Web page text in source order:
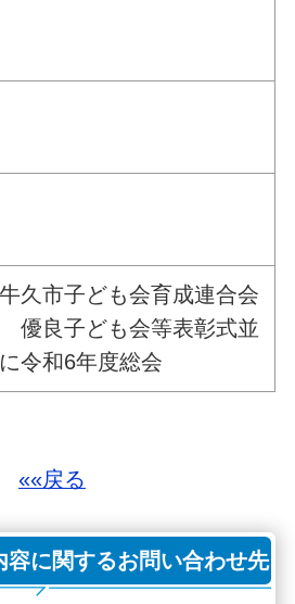
牛久市子ども会育成連合会
良子ども会等表彰式並
令和6年度総会
««戻る
容に関するお問い合わせ先